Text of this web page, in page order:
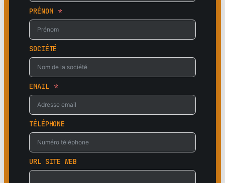
PRÉNOM
SOCIÉTÉ
EMAIL
TÉLÉPHONE
URL SITE WEB